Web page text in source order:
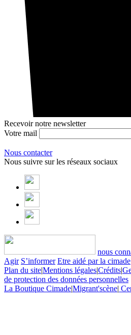
Recevoir notre newsletter
Votre mail
Nous contacter
Nous suivre sur les réseaux sociaux
nous
Agir S’informer Etre aidé par la cimade
Plan du site|Mentions légales|Crédits|
de protection des données personnelles
La Boutique Cimade|Migrant'scène|